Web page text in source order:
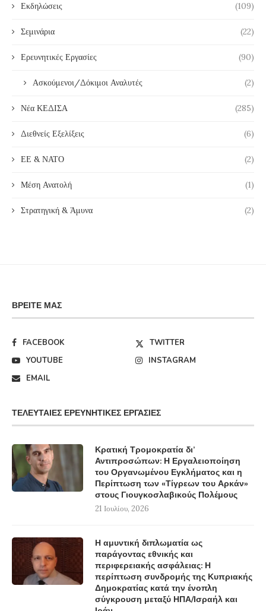
Εκδηλώσεις (109)
Σεμινάρια (22)
Ερευνητικές Εργασίες (90)
Ασκούμενοι/Δόκιμοι Αναλυτές (2)
Νέα ΚΕΔΙΣΑ (285)
Διεθνείς Εξελίξεις (6)
ΕΕ & ΝΑΤΟ (2)
Μέση Ανατολή (1)
Στρατηγική & Άμυνα (2)
ΒΡΕΊΤΕ ΜΑΣ
FACEBOOK
TWITTER
YOUTUBE
INSTAGRAM
EMAIL
ΤΕΛΕΥΤΑΊΕΣ ΕΡΕΥΝΗΤΙΚΈΣ ΕΡΓΑΣΊΕΣ
Κρατική Τρομοκρατία δι’
Αντιπροσώπων: Η Εργαλειοποίηση
του Οργανωμένου Εγκλήματος και η
Περίπτωση των «Τίγρεων του Αρκάν»
στους Γιουγκοσλαβικούς Πολέμους
21 Ιουλίου, 2026
Η αμυντική διπλωματία ως
παράγοντας εθνικής και
περιφερειακής ασφάλειας: Η
περίπτωση συνδρομής της Κυπριακής
Δημοκρατίας κατά την ένοπλη
σύγκρουση μεταξύ ΗΠΑ/Ισραήλ και